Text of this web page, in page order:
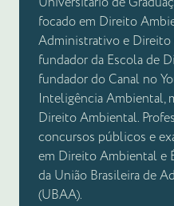
focado em Direito
Administrativo e
fundador da Escola de
fundador do Canal no
Inteligência Ambiental,
Direito Ambiental.
concursos públicos e
em Direito Ambiental e
da União Brasileira de
(UBAA).